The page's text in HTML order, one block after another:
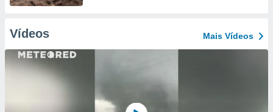
Vídeos Mais Vídeos